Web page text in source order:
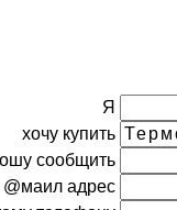
Я
хочу купить
сообщить
@маил адрес